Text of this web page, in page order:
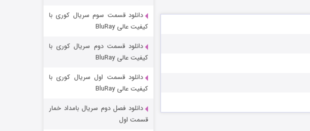
شکست استوارت در نجات جهان
دانلود قسمت سوم سریال کوری با
کیفیت عالی BluRay
دانلود قسمت دوم سریال کوری با
کیفیت عالی BluRay
دانلود قسمت اول سریال کوری با
کیفیت عالی BluRay
دانلود فصل دوم سریال بامداد خمار
قسمت اول